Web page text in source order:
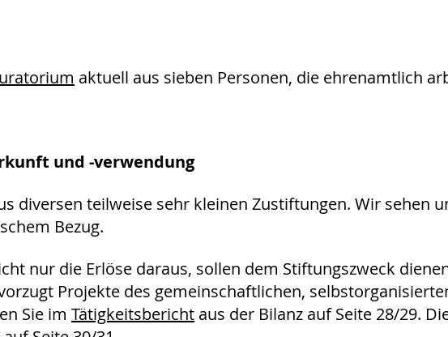
aktuell aus sieben Personen, die ehrenamtlich
und -verwendung
diversen teilweise sehr kleinen Zustiftungen. Wir sehen
Bezug.
nur die Erlöse daraus, sollen dem Stiftungszweck
Projekte des gemeinschaftlichen,
Sie im Tätigkeitsbericht aus der Bilanz auf Seite 28/29.